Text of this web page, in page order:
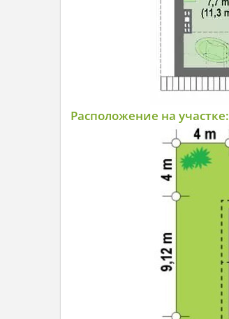
Расположение на участке: